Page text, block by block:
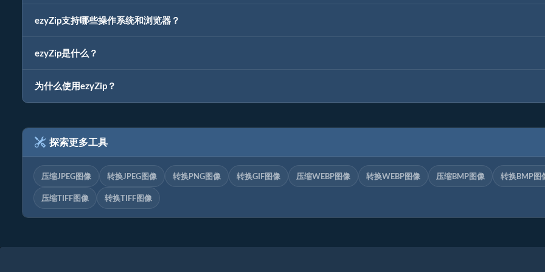
ezyZip支持哪些操作系统和浏览器？
ezyZip是什么？
为什么使用ezyZip？
探索更多工具
压缩JPEG图像 转换JPEG图像 转换PNG图像 转换GIF图像 压缩WEBP图像 转换WEBP图像 压缩BMP图像 转换BMP图
压缩TIFF图像 转换TIFF图像